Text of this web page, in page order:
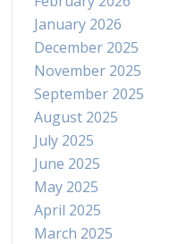
January 2026
December 2025
November 2025
September 2025
August 2025
July 2025
June 2025
May 2025
April 2025
March 2025